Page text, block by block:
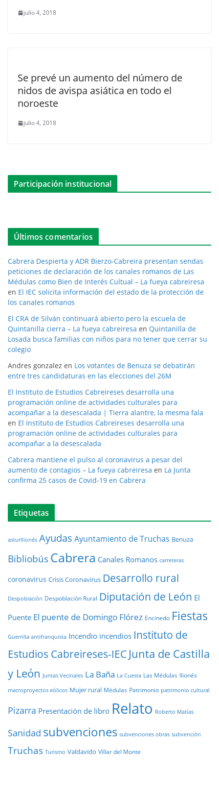
julio 4, 2018
Se prevé un aumento del número de
nidos de avispa asiática en todo el
noroeste
julio 4, 2018
Participación institucional
Últimos comentarios
Cabrera Despierta y ADR Bierzo-Cabreira presentan sendas
peticiones de declaración de los canales romanos de Las
Médulas como Bien de Interés Cultual – La fueya cabreiresa
en El IEC solicita información del estado de la protección de
los canales romanos
El CRA de Silván continuará abierto pero la escuela de
Quintanilla cierra – La fueya cabreiresa en Quintanilla de
Losada busca familias con niños para no tener que cerrar su
colegio
Andres gonzalez en Los votantes de Benuza se debatirán
entre tres candidaturas en las elecciones del 26M
El Instituto de Estudios Cabreireses desarrolla una
programación online de actividades culturales para
acompañar a la desescalada | Tierra alantre, la mesma fala
en El Instituto de Estudios Cabreireses desarrolla una
programación online de actividades culturales para
acompañar a la desescalada
Cabrera mantiene el pulso al coronavirus a pesar del
aumento de contagios – La fueya cabreiresa en La Junta
confirma 25 casos de Covid-19 en Cabrera
Etiquetas
asturllionés Ayudas Ayuntamiento de Truchas Benuza
BibliobúsCabrera Canales Romanos carreteras
coronavirus Crisis Coronavirus Desarrollo rural
Despoblación Despoblación Rural Diputación de León El
Puente El puente de Domingo Flórez Encinedo Fiestas
Guerrilla antifranquista Incendio incendios Instituto de
Estudios Cabreireses-IEC Junta de Castilla
y León Juntas Vecinales La Baña La Cuesta Las Médulas llionés
macroproyectos eólicos Mujer rural Médulas Patrimonio patrimonio cultural
Pizarra Presentación de libro Relato Roberto Matías
Sanidad subvenciones subvenciones obras subvención
Truchas Turismo Valdavido Villar del Monte